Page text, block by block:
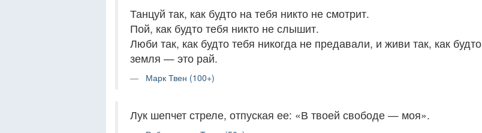
Танцуй так, как будто на тебя никто не смотрит.
Пой, как будто тебя никто не слышит.
Люби так, как будто тебя никогда не предавали, и живи так, как будто
земля — это рай.
Марк Твен (100+)
Лук шепчет стреле, отпуская ее: «В твоей свободе — моя».